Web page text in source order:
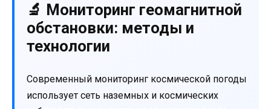
🔬 Мониторинг геомагнитной
обстановки: методы и
технологии
Современный мониторинг космической погоды
использует сеть наземных и космических